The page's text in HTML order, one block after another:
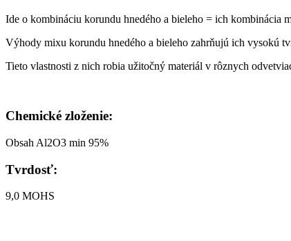
Ide o kombináciu korundu hnedého a bieleho = ich kombinácia
Výhody mixu korundu hnedého a bieleho zahrňujú ich vysokú
Tieto vlastnosti z nich robia užitočný materiál v rôznych
Chemické zloženie:
Obsah Al2O3 min 95%
Tvrdosť:
9,0 MOHS